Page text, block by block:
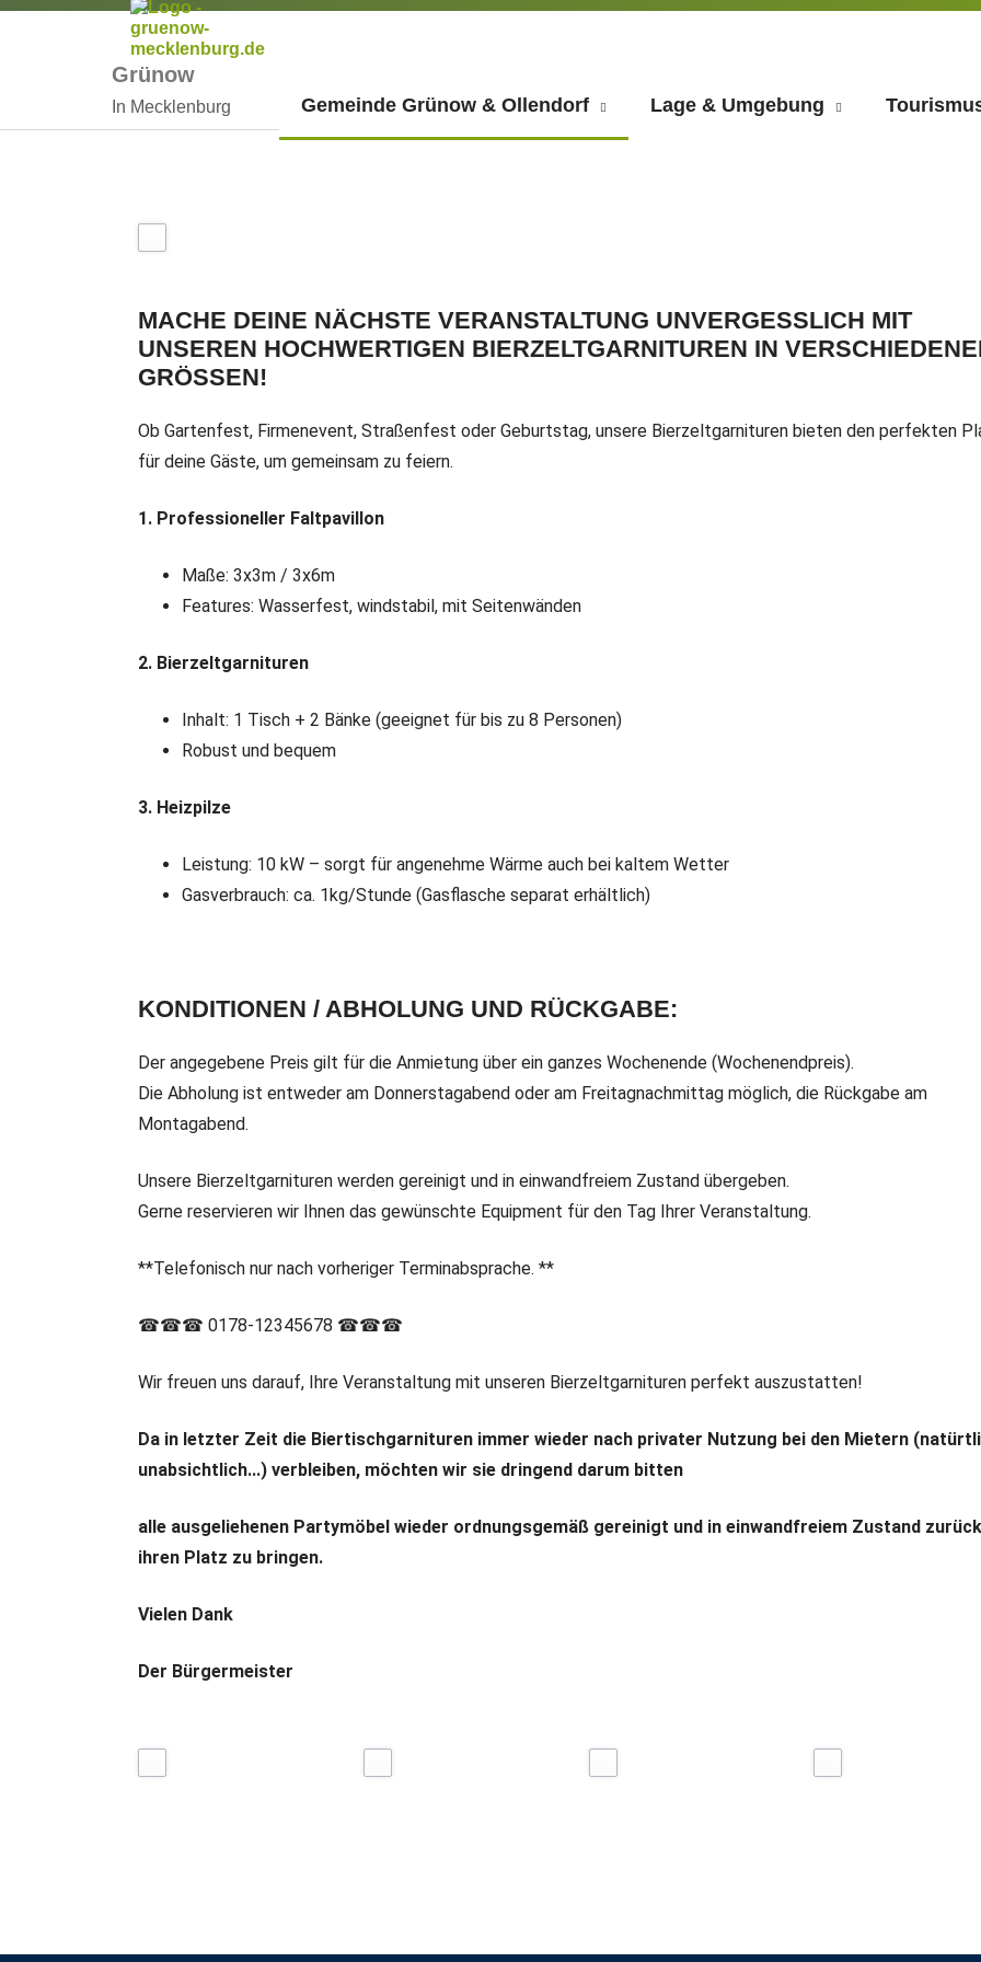
Grünow
In Mecklenburg Gemeinde Grünow & Ollendorf Lage & Umgebung
MACHE DEINE NÄCHSTE VERANSTALTUNG UNVERGESSLICH MIT
UNSEREN HOCHWERTIGEN BIERZELTGARNITUREN IN
GRÖSSEN!
Ob Gartenfest, Firmenevent, Straßenfest oder Geburtstag, unsere Bierzeltgarnituren bieten den perfekten
für deine Gäste, um gemeinsam zu feiern.
1. Professioneller Faltpavillon
Maße: 3x3m / 3x6m
Features: Wasserfest, windstabil, mit Seitenwänden
2. Bierzeltgarnituren
Inhalt: 1 Tisch + 2 Bänke (geeignet für bis zu 8 Personen)
Robust und bequem
3. Heizpilze
Leistung: 10 kW – sorgt für angenehme Wärme auch bei kaltem Wetter
Gasverbrauch: ca. 1kg/Stunde (Gasflasche separat erhältlich)
KONDITIONEN / ABHOLUNG UND RÜCKGABE:
Der angegebene Preis gilt für die Anmietung über ein ganzes Wochenende (Wochenendpreis).
Die Abholung ist entweder am Donnerstagabend oder am Freitagnachmittag möglich, die Rückgabe am
Montagabend.
Unsere Bierzeltgarnituren werden gereinigt und in einwandfreiem Zustand übergeben.
Gerne reservieren wir Ihnen das gewünschte Equipment für den Tag Ihrer Veranstaltung.
**Telefonisch nur nach vorheriger Terminabsprache. **
☎☎☎ 0178-12345678 ☎☎☎
Wir freuen uns darauf, Ihre Veranstaltung mit unseren Bierzeltgarnituren perfekt auszustatten!
Da in letzter Zeit die Biertischgarnituren immer wieder nach privater Nutzung bei den Mietern
unabsichtlich...) verbleiben, möchten wir sie dringend darum bitten
alle ausgeliehenen Partymöbel wieder ordnungsgemäß gereinigt und in einwandfreiem Zustand
ihren Platz zu bringen.
Vielen Dank
Der Bürgermeister